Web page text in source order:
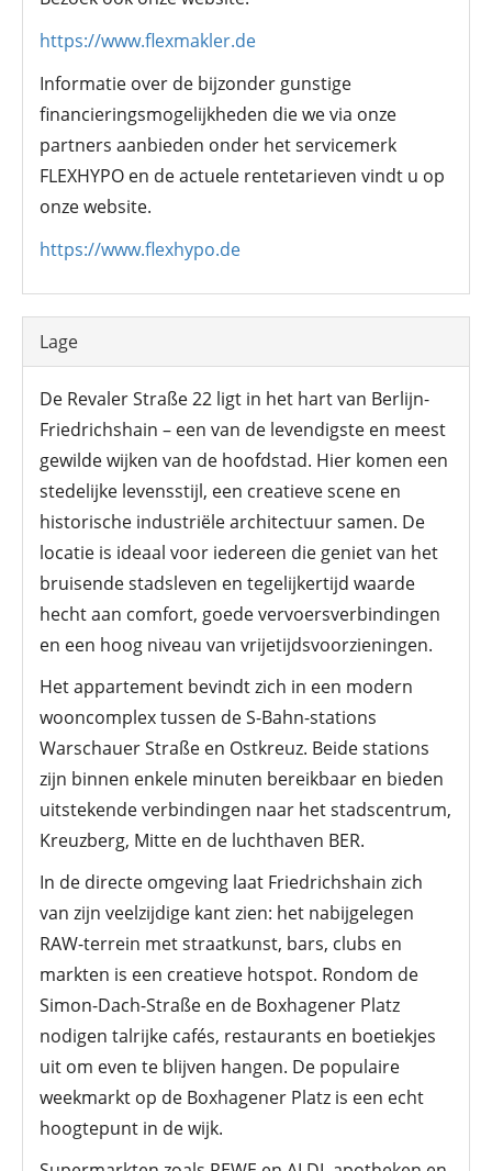
https://www.flexmakler.de
Informatie over de bijzonder gunstige
financieringsmogelijkheden die we via onze
partners aanbieden onder het servicemerk
FLEXHYPO en de actuele rentetarieven vindt u op
onze website.
https://www.flexhypo.de
Lage
De Revaler Straße 22 ligt in het hart van Berlijn-
Friedrichshain – een van de levendigste en meest
gewilde wijken van de hoofdstad. Hier komen een
stedelijke levensstijl, een creatieve scene en
historische industriële architectuur samen. De
locatie is ideaal voor iedereen die geniet van het
bruisende stadsleven en tegelijkertijd waarde
hecht aan comfort, goede vervoersverbindingen
en een hoog niveau van vrijetijdsvoorzieningen.
Het appartement bevindt zich in een modern
wooncomplex tussen de S-Bahn-stations
Warschauer Straße en Ostkreuz. Beide stations
zijn binnen enkele minuten bereikbaar en bieden
uitstekende verbindingen naar het stadscentrum,
Kreuzberg, Mitte en de luchthaven BER.
In de directe omgeving laat Friedrichshain zich
van zijn veelzijdige kant zien: het nabijgelegen
RAW-terrein met straatkunst, bars, clubs en
markten is een creatieve hotspot. Rondom de
Simon-Dach-Straße en de Boxhagener Platz
nodigen talrijke cafés, restaurants en boetiekjes
uit om even te blijven hangen. De populaire
weekmarkt op de Boxhagener Platz is een echt
hoogtepunt in de wijk.